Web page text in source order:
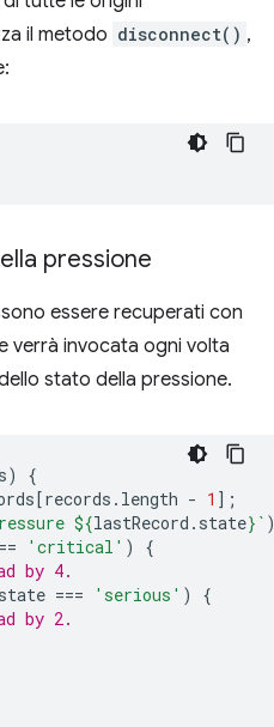
il metodo disconnect() ,
pressione
essere recuperati con
verrà invocata ogni volta
stato della pressione.
)
{
[records . length - 1 ];
${lastRecord . state} `
'critical' )
{
by 4.
state === 'serious' )
{
by 2.